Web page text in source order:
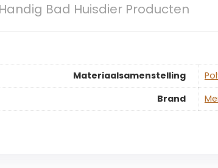
Bad Huisdier Producten
Materiaalsamenstelling
Brand